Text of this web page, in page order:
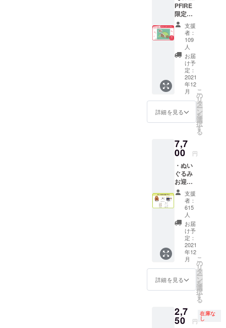
※ ご質問に
よってはお
応えできか
ねる場合も
ございま
◾️ プライバ
シーポリ
お問い合わ
しては、プ
ライバシー
ポリシーに
準じて管理
させていた
だきます。
送料を
含んだ
金額で
す。
PFIRE
限定！
プロ
ジェク
ト達成
記念】
ゆるい
キー
ウィ
キャン
バス
アート
プラン
こちら
です。
サイズ
F3（横
272×縦
220ｍ
ｍ） 画
像はイ
メージ
です。
消費税
と送料
を含ん
だ金額
です。
支援
者：
109
人
お届
け予
定：
2021
年12
月
詳細を見る
こ
の
リ
タ
ー
ン
を
選
択
す
る
7,7
00 円
・ぬい
ぐるみ
お迎え
プラン
①ぬい
ぐるみ
②サン
キュー
ター
③ポス
トカー
ド ④ス
テッ
カー ⑤
画像は
イメー
支援
者：
615
人
お届
け予
定：
2021
年12
月
詳細を見る
こ
の
リ
タ
ー
ン
を
選
択
す
る
2,7
50 円
在庫な
し